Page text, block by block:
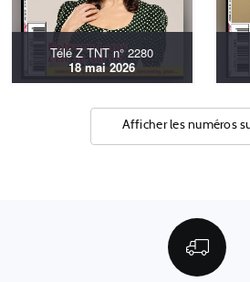
Télé Z TNT n° 2280
18 mai 2026
Afficher les numéros